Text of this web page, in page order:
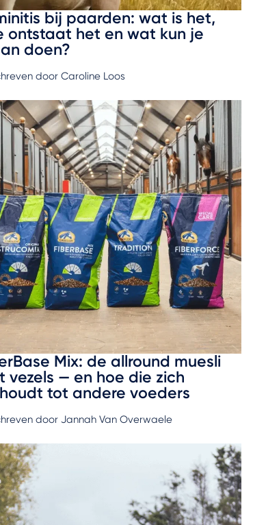
bij paarden: wat is het,
ontstaat het en wat kun je
doen?
door Caroline Loos
Mix: de allround muesli
vezels — en hoe die zich
tot andere voeders
door Jannah Van Overwaele